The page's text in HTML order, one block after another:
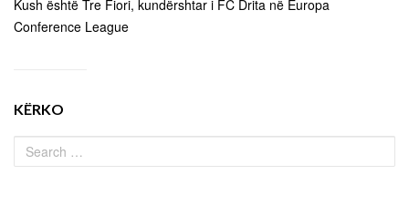
Kush është Tre Fiori, kundërshtar i FC Drita në Europa
Conference League
KËRKO